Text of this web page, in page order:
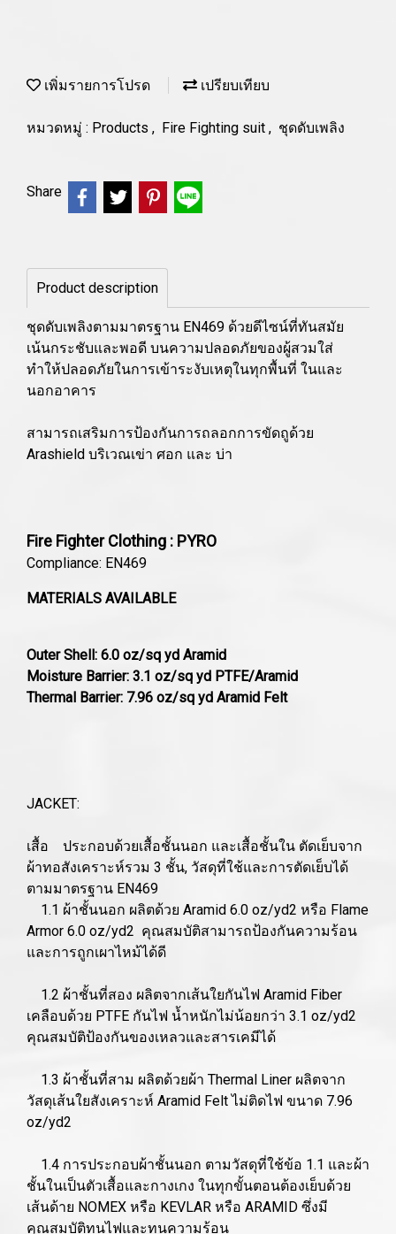
เพิ่มรายการโปรด เปรียบเทียบ
หมวดหมู่ : Products , Fire Fighting suit , ชุดดับเพลิง
Share
Product description
ชุดดับเพลิงตามมาตรฐาน EN469 ด้วยดีไซน์ที่ทันสมัย
เน้นกระชับและพอดี บนความปลอดภัยของผู้สวมใส่
ทำให้ปลอดภัยในการเข้าระงับเหตุในทุกพื้นที่ ในและ
นอกอาคาร
สามารถเสริมการป้องกันการถลอกการขัดถูด้วย
Arashield บริเวณเข่า ศอก และ บ่า
Fire Fighter Clothing : PYRO
Compliance: EN469
MATERIALS AVAILABLE
Outer Shell: 6.0 oz/sq yd Aramid
Moisture Barrier: 3.1 oz/sq yd PTFE/Aramid
Thermal Barrier: 7.96 oz/sq yd Aramid Felt
JACKET:
เสื้อ ประกอบด้วยเสื้อชั้นนอก และเสื้อชั้นใน ตัดเย็บจาก
ผ้าทอสังเคราะห์รวม 3 ชั้น, วัสดุที่ใช้และการตัดเย็บได้
ตามมาตรฐาน EN469
1.1 ผ้าชั้นนอก ผลิตด้วย Aramid 6.0 oz/yd2 หรือ Flame
Armor 6.0 oz/yd2 คุณสมบัติสามารถป้องกันความร้อน
และการถูกเผาไหม้ได้ดี
1.2 ผ้าชั้นที่สอง ผลิตจากเส้นใยกันไฟ Aramid Fiber
เคลือบด้วย PTFE กันไฟ น้ำหนักไม่น้อยกว่า 3.1 oz/yd2
คุณสมบัติป้องกันของเหลวและสารเคมีได้
1.3 ผ้าชั้นที่สาม ผลิตด้วยผ้า Thermal Liner ผลิตจาก
วัสดุเส้นใยสังเคราะห์ Aramid Felt ไม่ติดไฟ ขนาด 7.96
oz/yd2
1.4 การประกอบผ้าชั้นนอก ตามวัสดุที่ใช้ข้อ 1.1 และผ้า
ชั้นในเป็นตัวเสื้อและกางเกง ในทุกขั้นตอนต้องเย็บด้วย
เส้นด้าย NOMEX หรือ KEVLAR หรือ ARAMID ซึ่งมี
คุณสมบัติทนไฟและทนความร้อน